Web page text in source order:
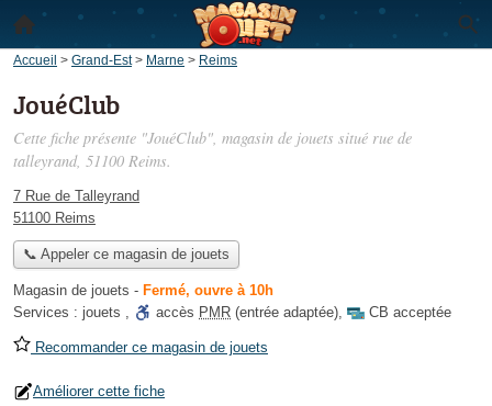
Accueil > Grand-Est> Marne > Reims
JouéClub
Cette fiche présente "JouéClub", magasin de jouets situé rue de
talleyrand, 51100 Reims.
7 Rue de Talleyrand
51100 Reims
📞 Appeler ce magasin de jouets
Magasin de jouets - Fermé, ouvre à 10h
Services : jouets , accès PMR (entrée adaptée), CB acceptée
Recommander ce magasin de jouets
Améliorer cette fiche